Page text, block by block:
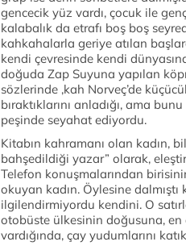
gencecik yüz vardı, çocuk ile
kalabalık da etrafı boş boş
kahkahalarla geriye atılan
kendi çevresinde kendi
doğuda Zap Suyuna yapılan
sözlerinde ,kah Norveç’de
bıraktıklarını anladığı, ama
peşinde seyahat ediyordu.
Kitabın kahramanı olan kadın,
bahşedildiği yazar” olarak,
Telefon konuşmalarından
okuyan kadın. Öylesine
ilgilendirmiyordu kendini. O
otobüste ülkesinin doğusuna, en
vardığında, çay yudumlarını